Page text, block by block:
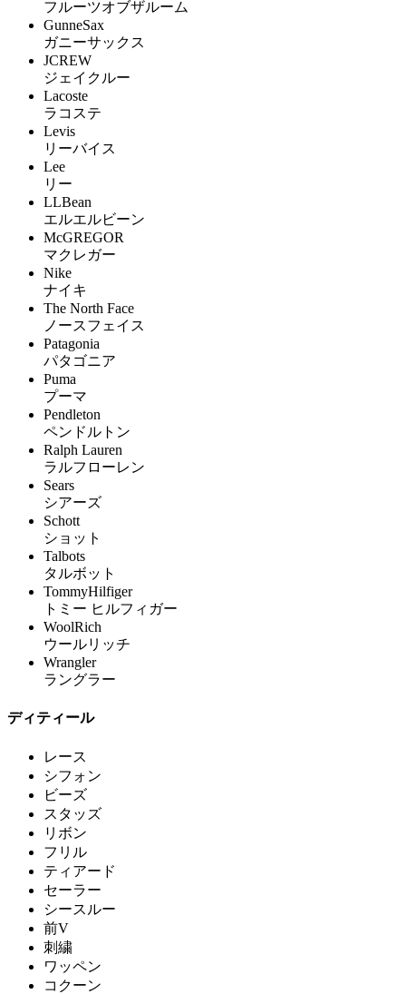
フルーツオブザルーム
GunneSax
ガニーサックス
JCREW
ジェイクルー
Lacoste
ラコステ
Levis
リーバイス
Lee
リー
LLBean
エルエルビーン
McGREGOR
マクレガー
Nike
ナイキ
The North Face
ノースフェイス
Patagonia
パタゴニア
Puma
プーマ
Pendleton
ペンドルトン
Ralph Lauren
ラルフローレン
Sears
シアーズ
Schott
ショット
Talbots
タルボット
TommyHilfiger
トミー ヒルフィガー
WoolRich
ウールリッチ
Wrangler
ラングラー
ディティール
レース
シフォン
ビーズ
スタッズ
リボン
フリル
ティアード
セーラー
シースルー
前V
刺繍
ワッペン
コクーン